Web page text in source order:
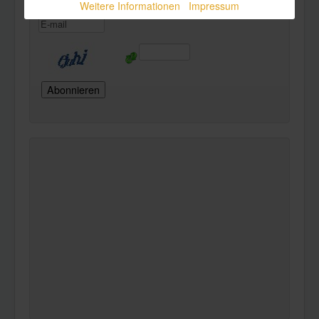
Weitere Informationen
Impressum